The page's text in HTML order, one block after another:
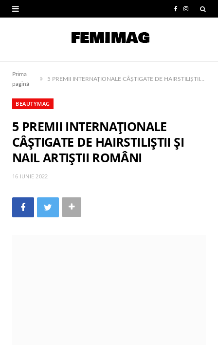
e
b
I
t
a
Prima
pagină
»
BEAUTYMAG
5 PREMII INTERNAȚIONALE
CÂȘTIGATE DE HAIRSTILIȘTII ȘI
NAIL ARTIȘTII ROMÂNI
16 IUNIE 2022